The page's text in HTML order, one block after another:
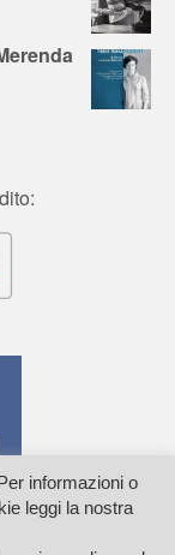
informazioni o
leggi la nostra